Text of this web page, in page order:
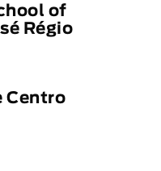
of
Régio
Centro